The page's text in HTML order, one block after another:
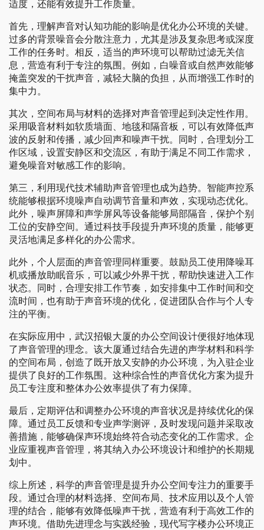
适度，还能有效提升工作质量。
首先，理解声音对认知功能的影响是优化办公环境的关键。
过多的背景噪音会分散注意力，尤其是涉及复杂思考或深度
工作的任务时。相反，适当的声环境可以帮助过滤无关信
息，营造有利于专注的氛围。例如，白噪音或自然声效能够
掩盖突发的干扰声音，减轻大脑的负担，从而增强工作时的
集中力。
其次，空间布局与材料的选择对声音管理起到决定性作用。
采用吸音材料如软质墙面、地毯和隔音板，可以有效降低声
波的反射和传播，减少回声和噪声干扰。同时，合理划分工
作区域，设置安静区和交流区，有助于满足不同工作需求，
避免噪音对敏感工作的影响。
第三，利用现代技术辅助声音管理也成为趋势。智能声控系
统能够根据环境噪声自动调节音量和声效，实现动态优化。
此外，噪声屏障和声学屏风等设备能够局部隔音，保护个别
工位的安静空间。通过科技手段提升声环境的质量，能够更
灵活地满足多样化的办公需求。
此外，个人层面的声音管理同样重要。鼓励员工使用降噪耳
机或播放助眠音乐，可以减少外界干扰，帮助快速进入工作
状态。同时，合理安排工作节奏，如安排集中工作时间和交
流时间，也有助于声音环境的优化，促进团队合作与个人专
注的平衡。
在实际应用中，武汉招银大厦的办公空间设计便很好地体现
了声音管理的理念。该大厦通过结合先进的声学材料和科学
的空间布局，创造了既开放又安静的办公环境，为入驻企业
提供了良好的工作氛围。这种综合性的声音优化方案为提升
员工专注度和整体办公效率提供了有力保障。
最后，定期评估和调整办公环境的声音状况是持续优化的保
障。通过员工反馈和专业声学测评，及时发现问题并采取改
善措施，能够确保声环境始终符合动态变化的工作需求。企
业应重视声音管理，将其纳入办公环境设计和维护的长期规
划中。
综上所述，科学的声音管理是提升办公空间专注力的重要手
段。通过合理的材料选择、空间布局、技术应用以及个人管
理的结合，能够有效降低噪声干扰，营造有利于高效工作的
声环境。借助先进理念与实践经验，现代写字楼办公环境正